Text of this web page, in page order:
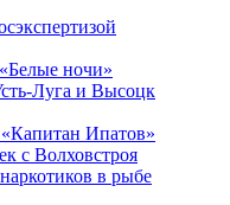
ночи»
Луга и Высоцк
Ипатов»
с Волховстроя
в рыбе